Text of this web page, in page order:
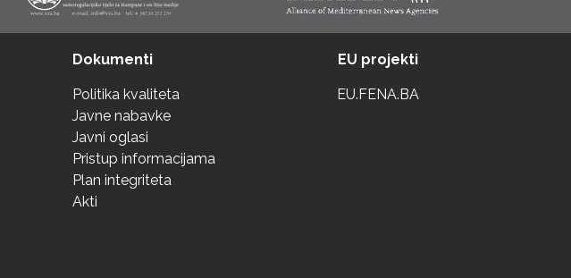
Dokumenti
Politika kvaliteta
Javne nabavke
Javni oglasi
Pristup informacijama
Plan integriteta
Akti
EU projekti
EU.FENA.BA